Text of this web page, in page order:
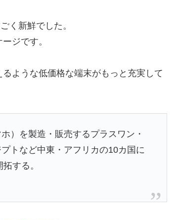
く新鮮でした。
ジです。
ような低価格な端末がもっと充実して
）を製造・販売するプラスワン・
トなど中東・アフリカの10カ国に
する。